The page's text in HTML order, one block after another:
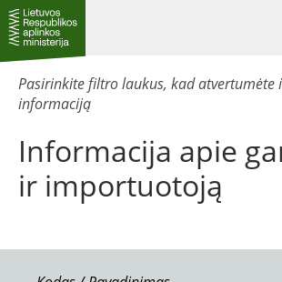
Informacija apie
ir importuotoją
Pasirinkite filtro laukus, kad atvertumėte
informaciją